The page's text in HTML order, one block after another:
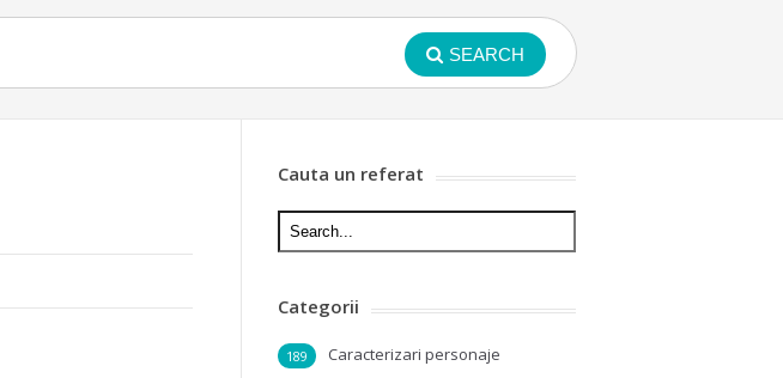
SEARCH
Cauta un referat
Categorii
Caracterizari personaje
189